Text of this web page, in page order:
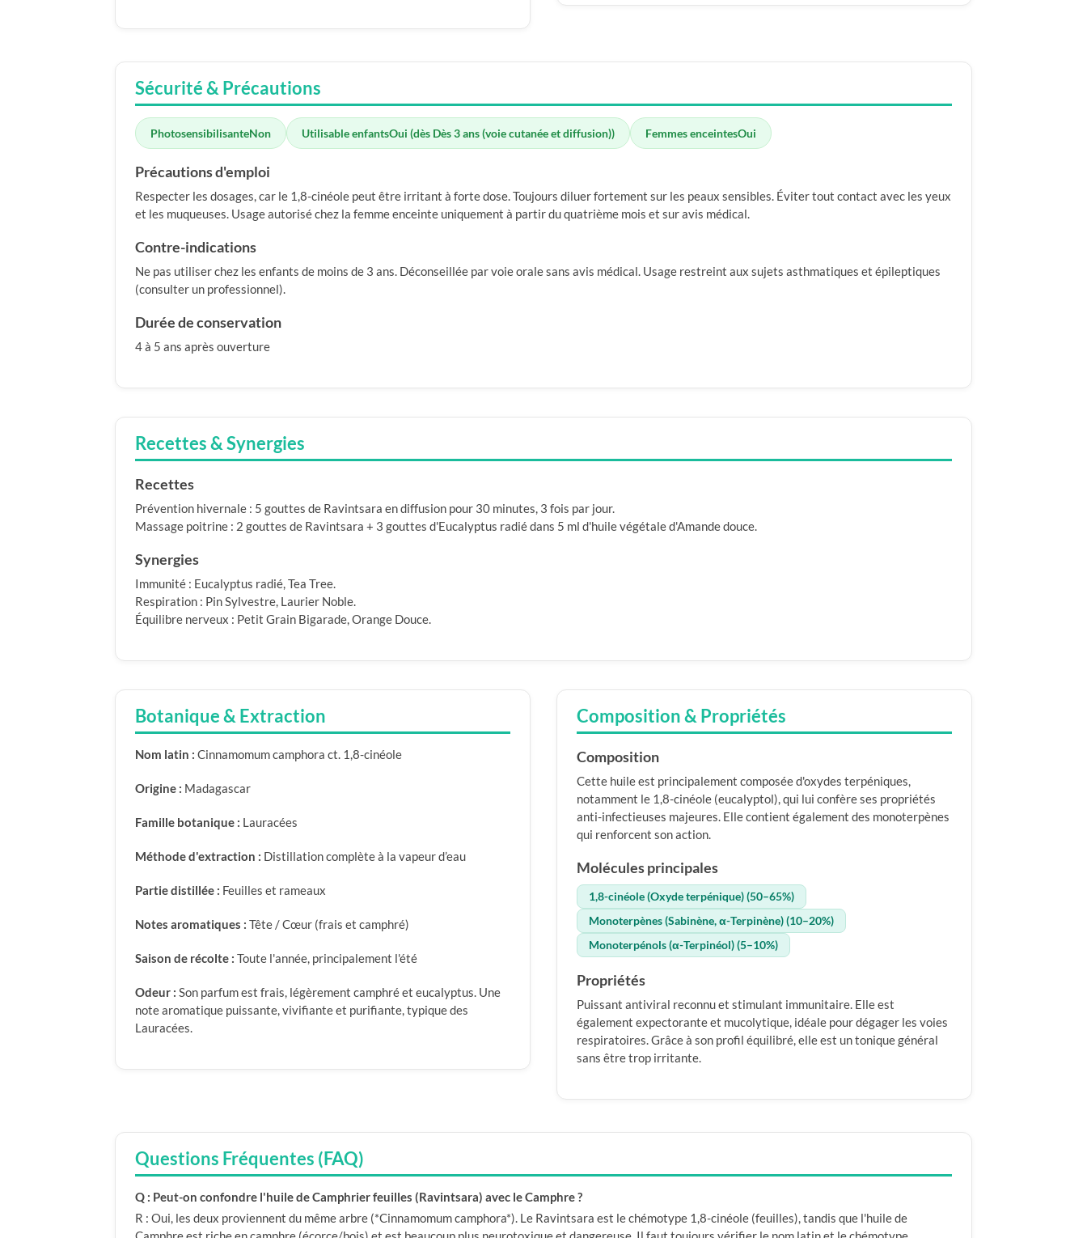
Sécurité & Précautions
PhotosensibilisanteNon Utilisable enfantsOui (dès Dès 3 ans (voie cutanée et diffusion)) Femmes enceintesOui
Précautions d'emploi
Respecter les dosages, car le 1,8-cinéole peut être irritant à forte dose. Toujours diluer fortement sur les peaux sensibles. Éviter tout contact avec les yeux
et les muqueuses. Usage autorisé chez la femme enceinte uniquement à partir du quatrième mois et sur avis médical.
Contre-indications
Ne pas utiliser chez les enfants de moins de 3 ans. Déconseillée par voie orale sans avis médical. Usage restreint aux sujets asthmatiques et épileptiques
(consulter un professionnel).
Durée de conservation
4 à 5 ans après ouverture
Recettes & Synergies
Recettes
Prévention hivernale : 5 gouttes de Ravintsara en diffusion pour 30 minutes, 3 fois par jour.
Massage poitrine : 2 gouttes de Ravintsara + 3 gouttes d'Eucalyptus radié dans 5 ml d'huile végétale d'Amande douce.
Synergies
Immunité : Eucalyptus radié, Tea Tree.
Respiration : Pin Sylvestre, Laurier Noble.
Équilibre nerveux : Petit Grain Bigarade, Orange Douce.
Botanique & Extraction
Nom latin : Cinnamomum camphora ct. 1,8-cinéole
Origine : Madagascar
Famille botanique : Lauracées
Méthode d'extraction : Distillation complète à la vapeur d’eau
Partie distillée : Feuilles et rameaux
Notes aromatiques : Tête / Cœur (frais et camphré)
Saison de récolte : Toute l'année, principalement l'été
Odeur : Son parfum est frais, légèrement camphré et eucalyptus. Une
note aromatique puissante, vivifiante et purifiante, typique des
Lauracées.
Composition & Propriétés
Composition
Cette huile est principalement composée d'oxydes terpéniques,
notamment le 1,8-cinéole (eucalyptol), qui lui confère ses propriétés
anti-infectieuses majeures. Elle contient également des monoterpènes
qui renforcent son action.
Molécules principales
1,8-cinéole (Oxyde terpénique) (50–65%)
Monoterpènes (Sabinène, α-Terpinène) (10–20%)
Monoterpénols (α-Terpinéol) (5–10%)
Propriétés
Puissant antiviral reconnu et stimulant immunitaire. Elle est
également expectorante et mucolytique, idéale pour dégager les voies
respiratoires. Grâce à son profil équilibré, elle est un tonique général
sans être trop irritante.
Questions Fréquentes (FAQ)
Q : Peut-on confondre l'huile de Camphrier feuilles (Ravintsara) avec le Camphre ?
R : Oui, les deux proviennent du même arbre (*Cinnamomum camphora*). Le Ravintsara est le chémotype 1,8-cinéole (feuilles), tandis que l'huile de